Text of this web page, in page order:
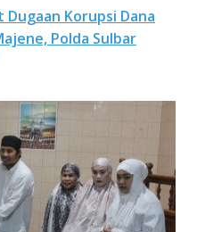
Dugaan Korupsi Dana
Polda Sulbar